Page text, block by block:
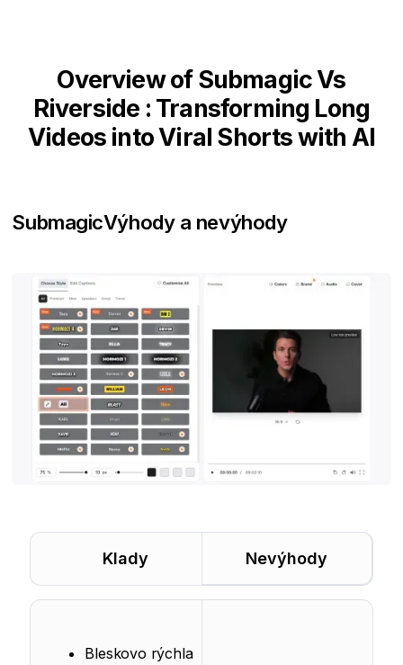
Overview of Submagic Vs
Riverside : Transforming Long
Videos into Viral Shorts with AI
SubmagicVýhody a nevýhody
Klady Nevýhody
Bleskovo rýchla